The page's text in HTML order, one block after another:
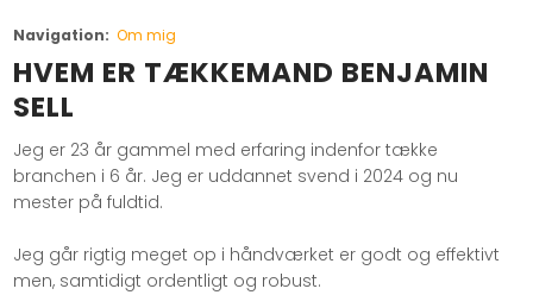
Navigation: Om mig
HVEM ER TÆKKEMAND BENJAMIN
SELL
Jeg er 23 år gammel med erfaring indenfor tække
branchen i 6 år. Jeg er uddannet svend i 2024 og nu
mester på fuldtid.
Jeg går rigtig meget op i håndværket er godt og effektivt
men, samtidigt ordentligt og robust.